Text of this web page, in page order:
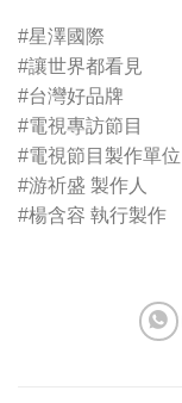
#星澤國際
#讓世界都看見
#台灣好品牌
#電視專訪節目
#電視節目製作單位
#游祈盛 製作人
#楊含容 執行製作